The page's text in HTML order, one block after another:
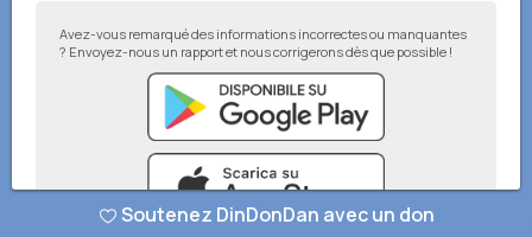
Avez-vous remarqué des informations incorrectes ou manquantes
? Envoyez-nous un rapport et nous corrigerons dès que possible !
Soutenez DinDonDan avec un don